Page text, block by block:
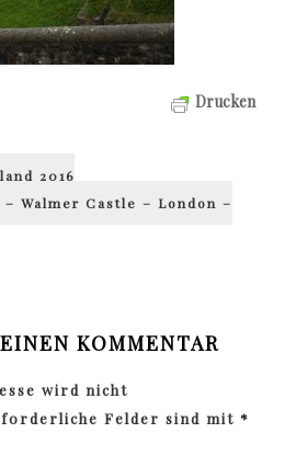
Drucken
2016
Walmer Castle – London –
KOMMENTAR
wird nicht
Felder sind mit *